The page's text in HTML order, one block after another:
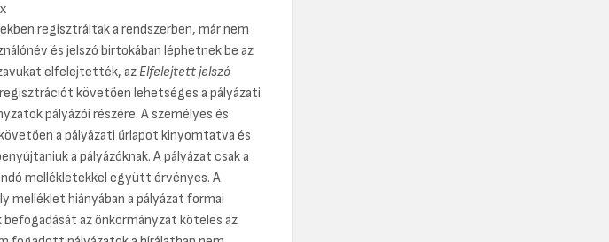
regisztráltak a rendszerben, már nem
és jelszó birtokában léphetnek be az
elfelejtették, az Elfelejtett jelszó
követően lehetséges a pályázati
pályázói részére. A személyes és
a pályázati űrlapot kinyomtatva és
a pályázóknak. A pályázat csak a
mellékletekkel együtt érvényes. A
melléklet hiányában a pályázat formai
az önkormányzat köteles az